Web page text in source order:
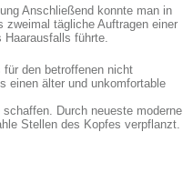
Anschließend konnte man in
zweimal tägliche Auftragen einer
Haarausfalls führte.
für den betroffenen nicht
einen älter und unkomfortable
schaffen. Durch neueste moderne
Stellen des Kopfes verpflanzt.